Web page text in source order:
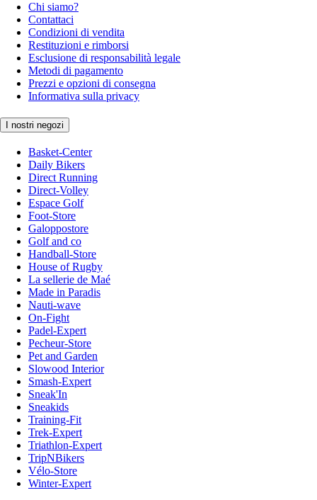
Chi siamo?
Contattaci
Condizioni di vendita
Restituzioni e rimborsi
Esclusione di responsabilità legale
Metodi di pagamento
Prezzi e opzioni di consegna
Informativa sulla privacy
I nostri negozi
Basket-Center
Daily Bikers
Direct Running
Direct-Volley
Espace Golf
Foot-Store
Galoppostore
Golf and co
Handball-Store
House of Rugby
La sellerie de Maé
Made in Paradis
Nauti-wave
On-Fight
Padel-Expert
Pecheur-Store
Pet and Garden
Slowood Interior
Smash-Expert
Sneak'In
Sneakids
Training-Fit
Trek-Expert
Triathlon-Expert
TripNBikers
Vélo-Store
Winter-Expert